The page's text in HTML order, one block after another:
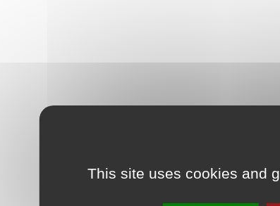
This site uses cookies and